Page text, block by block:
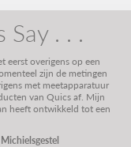
. . .
eerst overigens op een
zijn de metingen
met meetapparatuur
van Quics af. Mijn
heeft ontwikkeld tot een